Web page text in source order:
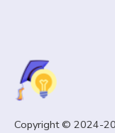
Copyright ©